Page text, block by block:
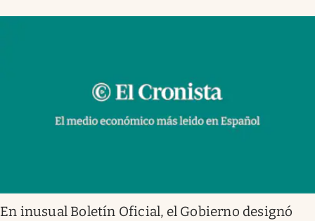
En inusual Boletín Oficial, el Gobierno designó